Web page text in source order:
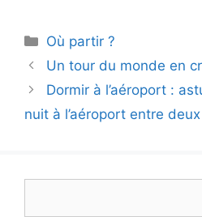
Catégories
Où partir ?
Un tour du monde en
Dormir à l’aéroport :
nuit à l’aéroport entre